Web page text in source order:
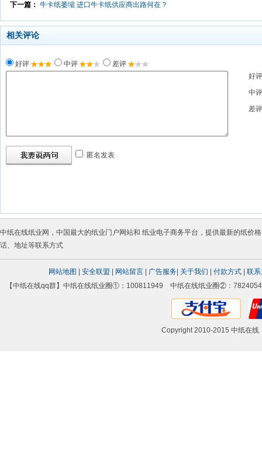
下一篇： 牛卡纸萎缩 进口牛卡纸供应商出路何在？
相关评论
好
中
差
好评 中评 差评
匿名发表
中纸在线纸业网 ，中国最大的纸业门户网站和 纸业电子商务平台 ，提供最新的纸价格
话、地址等联系方式
网站地图 安全联盟 网站留言 广告服务 关于我们 付款方式
联
【中纸在线qq群】中纸在线纸业圈①：100811949 中纸在线纸业圈②：
Copyright 2010-2015 中纸在线